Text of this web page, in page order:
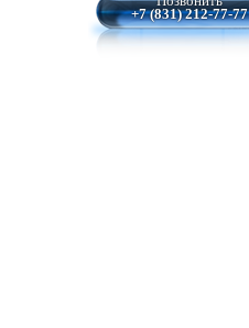
+7 (831) 212-77-77